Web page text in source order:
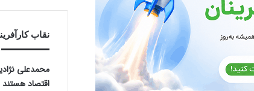
نقاب
محمدعلی
اقتصاد هستند